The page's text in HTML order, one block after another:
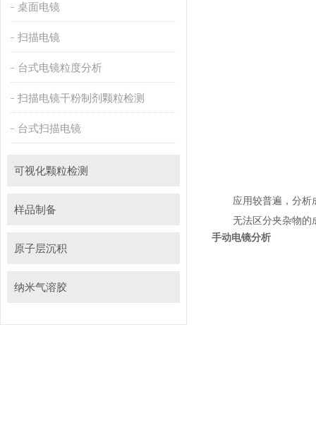
桌面电镜
扫描电镜
台式电镜粒度分析
扫描电镜干粉制剂颗粒检测
台式扫描电镜
可视化颗粒检测
样品制备
原子层沉积
纳米气溶胶
应用较普遍，分
无法区分夹杂物的
手动电镜分析